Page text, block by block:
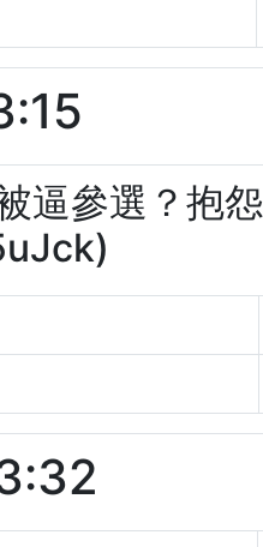
逼參選？抱